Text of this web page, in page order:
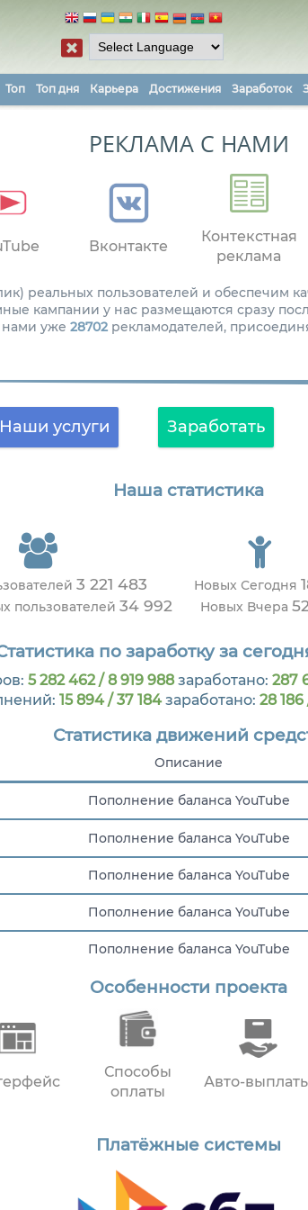
Топ Топ дня Карьера Достижения Заработок
РЕКЛАМА С НАМИ
Вконтакте
Контекстная
реклама
реальных пользователей и обеспечим
кампании у нас размещаются сразу
уже 28702рекламодателей,
Наши услуги Заработать
Наша статистика
3 221 483
пользователей 34 992
Новых Сегодня
Новых Вчера
по заработку за
5 282 462 / 8 919 988заработано: 287
15 894 / 37 184заработано: 28
Статистика движений
Описание
Пополнение баланса YouTube
Пополнение баланса YouTube
Пополнение баланса YouTube
Пополнение баланса YouTube
Пополнение баланса YouTube
Пополнение баланса YouTube
Особенности проекта
Способы
оплаты
Авто-
Платёжные системы